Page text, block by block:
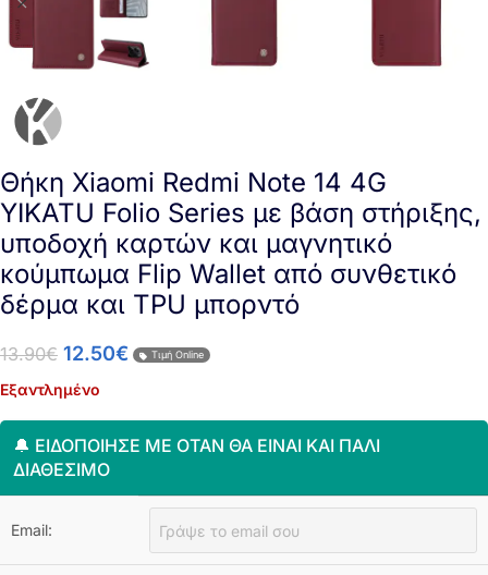
Θήκη Xiaomi Redmi Note 14 4G
YIKATU Folio Series με βάση στήριξης,
υποδοχή καρτών και μαγνητικό
κούμπωμα Flip Wallet από συνθετικό
δέρμα και TPU μπορντό
13.90€ 12.50€ Τιμή Online
Εξαντλημένο
🔔 ΕΙΔΟΠΟΊΗΣΈ ΜΕ ΌΤΑΝ ΘΑ ΕΊΝΑΙ ΚΑΙ ΠΆΛΙ
ΔΙΑΘΈΣΙΜΟ
Email: